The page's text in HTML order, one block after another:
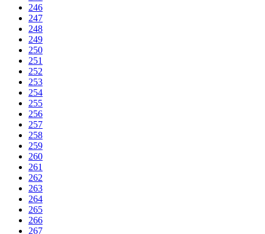
246
247
248
249
250
251
252
253
254
255
256
257
258
259
260
261
262
263
264
265
266
267